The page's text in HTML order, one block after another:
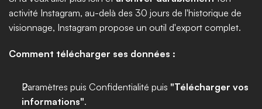
activité Instagram, au-delà des 30 jours de l'historique de
visionnage, Instagram propose un outil d'export complet.
Comment télécharger ses données :
Paramètres puis Confidentialité puis "Télécharger vos
informations".